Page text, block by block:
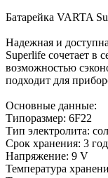
Батарейка VARTA
Надежная и
Superlife сочетает в
возможностью
подходит для
Основные данные:
Типоразмер: 6F22
Тип электролита:
Срок хранения: 3
Напряжение: 9 V
Температура